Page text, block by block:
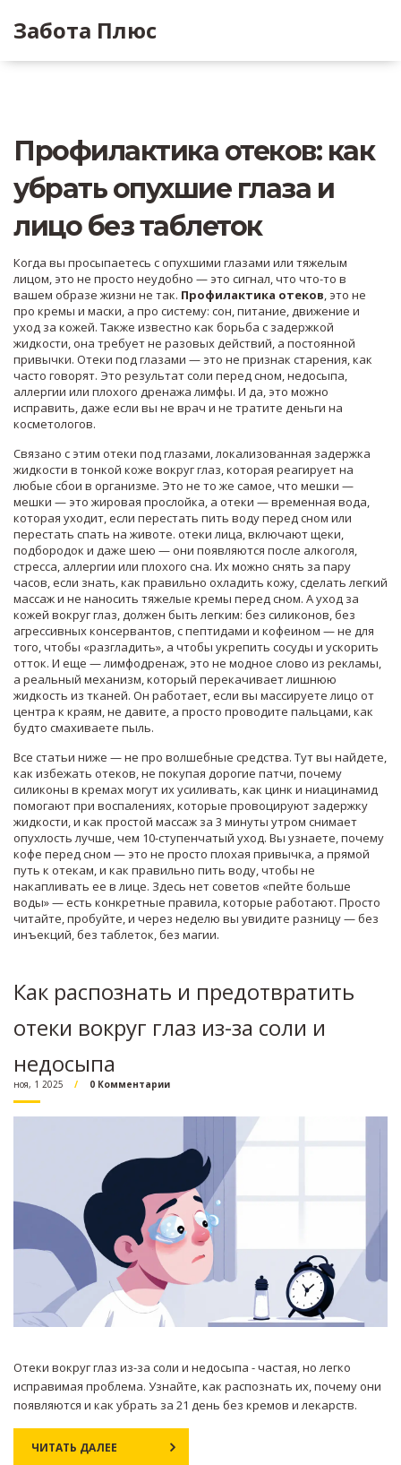
Забота Плюс
Профилактика отеков: как
убрать опухшие глаза и
лицо без таблеток
Когда вы просыпаетесь с опухшими глазами или тяжелым
лицом, это не просто неудобно — это сигнал, что что-то в
вашем образе жизни не так. Профилактика отеков, это не
про кремы и маски, а про систему: сон, питание, движение и
уход за кожей. Также известно как борьба с задержкой
жидкости, она требует не разовых действий, а постоянной
привычки. Отеки под глазами — это не признак старения, как
часто говорят. Это результат соли перед сном, недосыпа,
аллергии или плохого дренажа лимфы. И да, это можно
исправить, даже если вы не врач и не тратите деньги на
косметологов.
Связано с этим отеки под глазами,локализованная задержка
жидкости в тонкой коже вокруг глаз, которая реагирует на
любые сбои в организме. Это не то же самое, что мешки —
мешки — это жировая прослойка, а отеки — временная вода,
которая уходит, если перестать пить воду перед сном или
перестать спать на животе. отеки лица,включают щеки,
подбородок и даже шею — они появляются после алкоголя,
стресса, аллергии или плохого сна. Их можно снять за пару
часов, если знать, как правильно охладить кожу, сделать легкий
массаж и не наносить тяжелые кремы перед сном. Ауход за
кожей вокруг глаз,должен быть легким: без силиконов, без
агрессивных консервантов, с пептидами и кофеином — не для
того, чтобы «разгладить», а чтобы укрепить сосуды и ускорить
отток. И еще —лимфодренаж, это не модное слово из рекламы,
а реальный механизм, который перекачивает лишнюю
жидкость из тканей. Он работает, если вы массируете лицо от
центра к краям, не давите, а просто проводите пальцами, как
будто смахиваете пыль.
Все статьи ниже — не про волшебные средства. Тут вы найдете,
как избежать отеков, не покупая дорогие патчи, почему
силиконы в кремах могут их усиливать, как цинк и ниацинамид
помогают при воспалениях, которые провоцируют задержку
жидкости, и как простой массаж за 3 минуты утром снимает
опухлость лучше, чем 10-ступенчатый уход. Вы узнаете, почему
кофе перед сном — это не просто плохая привычка, а прямой
путь к отекам, и как правильно пить воду, чтобы не
накапливать ее в лице. Здесь нет советов «пейте больше
воды» — есть конкретные правила, которые работают. Просто
читайте, пробуйте, и через неделю вы увидите разницу — без
инъекций, без таблеток, без магии.
Как распознать и предотвратить
отеки вокруг глаз из-за соли и
недосыпа
ноя, 1 2025 0 Комментарии
Отеки вокруг глаз из-за соли и недосыпа - частая, но легко
исправимая проблема. Узнайте, как распознать их, почему они
появляются и как убрать за 21 день без кремов и лекарств.
ЧИТАТЬ ДАЛЕЕ